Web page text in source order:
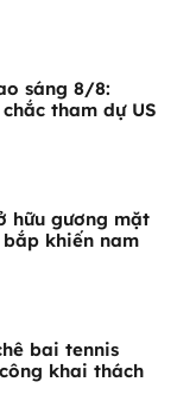
sáng 8/8:
tham dự US
hữu gương mặt
khiến nam
bai tennis
khai thách